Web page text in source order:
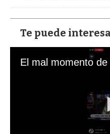
Te puede